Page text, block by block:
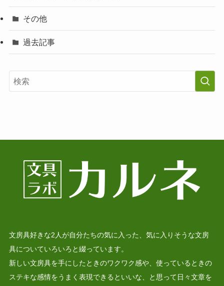
その他
過去記事
文房具好きな2人が自分たちの気に入った、気に入りそうな文房
具についていろいろと綴っています。
新しい文房具を手にしたときのワクワク感や、使っているときの
ステキな感情をうまく表現できるといいな、と思って日々文章を